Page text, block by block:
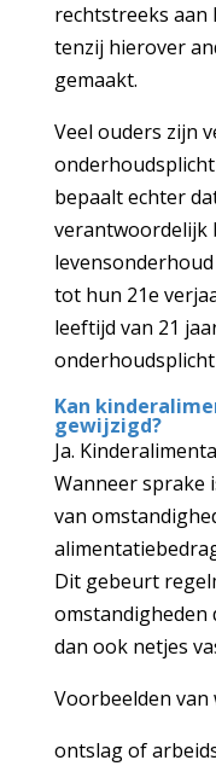
rechtstreeks aan
tenzij hierover
gemaakt.
Veel ouders zijn
bepaalt echter
verantwoordelijk
tot hun 21e
leeftijd van 21
Kan
gewijzigd?
Ja.
Wanneer sprake
van
Dit gebeurt
omstandigheden
dan ook netjes
Voorbeelden van
ontslag of